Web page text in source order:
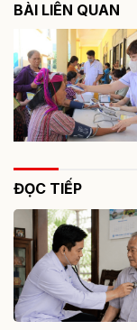
BÀI LIÊN QUAN
ĐỌC TIẾP